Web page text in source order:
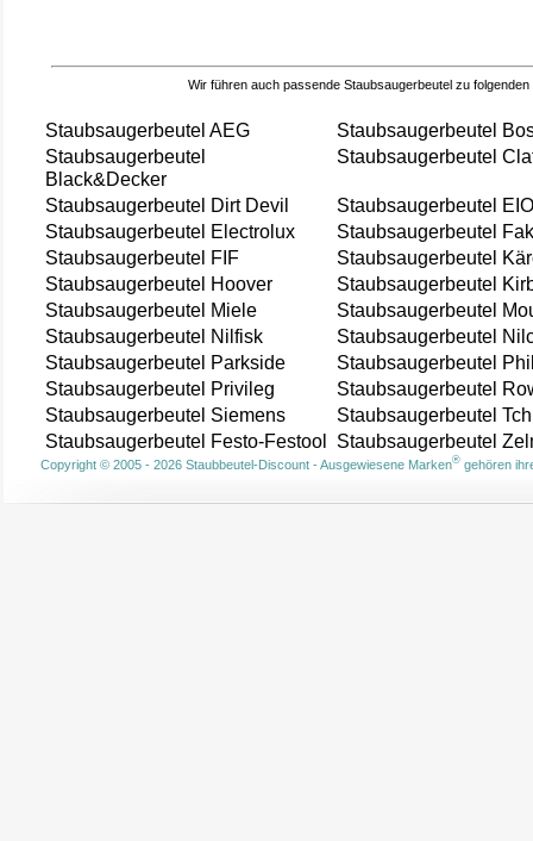
Wir führen auch passende Staubsaugerbeutel zu folgenden
Staubsaugerbeutel AEG
Staubsaugerbeutel
Staubsaugerbeutel
Black&Decker
Staubsaugerbeutel
Staubsaugerbeutel Dirt Devil
Staubsaugerbeutel
Staubsaugerbeutel Electrolux
Staubsaugerbeutel
Staubsaugerbeutel FIF
Staubsaugerbeutel
Staubsaugerbeutel Hoover
Staubsaugerbeutel
Staubsaugerbeutel Miele
Staubsaugerbeutel
Staubsaugerbeutel Nilfisk
Staubsaugerbeutel
Staubsaugerbeutel Parkside
Staubsaugerbeutel
Staubsaugerbeutel Privileg
Staubsaugerbeutel
Staubsaugerbeutel Siemens
Staubsaugerbeutel
Staubsaugerbeutel Festo-Festool
Staubsaugerbeutel
Copyright © 2005 - 2026 Staubbeutel-Discount - Ausgewiesene Marken®gehören